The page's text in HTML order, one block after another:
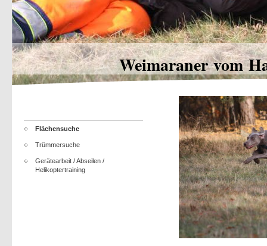
Weimaraner vom
Flächensuche
Trümmersuche
Gerätearbeit / Abseilen /
Helikoptertraining